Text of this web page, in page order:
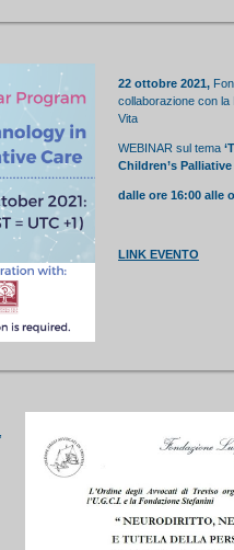
22 ottobre 2021,
collaborazione con la
Vita
WEBINAR sul tema
Children’s Palliative
dalle ore 16:00 alle
LINK EVENTO